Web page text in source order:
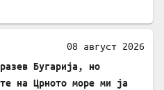
08 август 2026
Бугарија, но
на Црното море ми ја